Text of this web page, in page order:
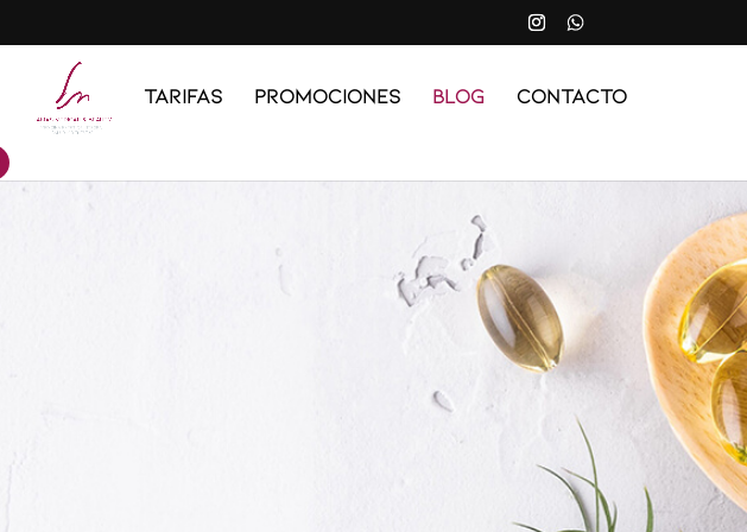
Tarifas Promociones Blog Contacto